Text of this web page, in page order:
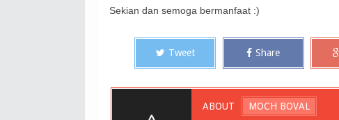
Sekian dan semoga bermanfaat :)
Tweet Share
ABOUT MOCH BOVAL